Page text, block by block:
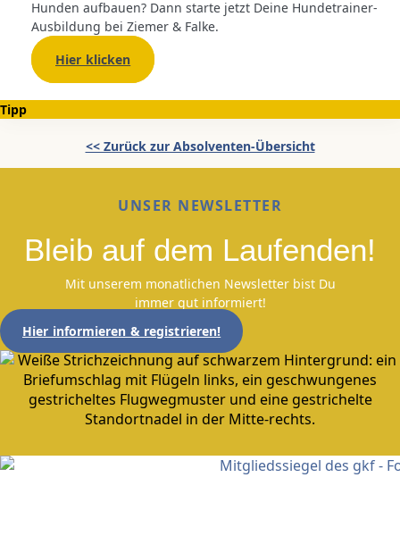
Hunden aufbauen? Dann starte jetzt Deine Hundetrainer-
Ausbildung bei Ziemer & Falke.
Hier klicken
Tipp
<< Zurück zur Absolventen-Übersicht
UNSER NEWSLETTER
Bleib auf dem Laufenden!
Mit unserem monatlichen Newsletter bist Du
immer gut informiert!
Hier informieren & registrieren!